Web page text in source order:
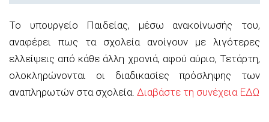
Το υπουργείο Παιδείας, μέσω ανακοίνωσής του,
αναφέρει πως τα σχολεία ανοίγουν με λιγότερες
ελλείψεις από κάθε άλλη χρονιά, αφού αύριο, Τετάρτη,
ολοκληρώνονται οι διαδικασίες πρόσληψης των
αναπληρωτών στα σχολεία. Διαβάστε τη συνέχεια ΕΔΩ